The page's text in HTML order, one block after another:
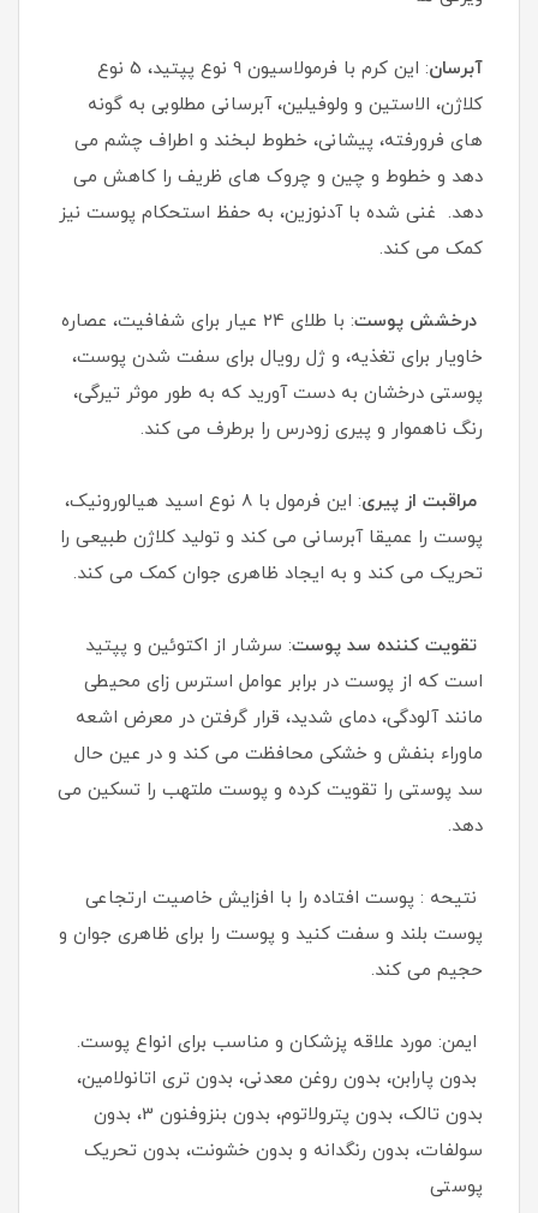
آبرسان
: این کرم با فرمولاسیون 9 نوع پپتید، 5 نوع
کلاژن، الاستین و ولوفیلین، آبرسانی مطلوبی به گونه
های فرورفته، پیشانی، خطوط لبخند و اطراف چشم می
دهد و خطوط و چین و چروک های ظریف را کاهش می
دهد. غنی شده با آدنوزین، به حفظ استحکام پوست نیز
کمک می کند.
درخشش پوست
: با طلای 24 عیار برای شفافیت، عصاره
خاویار برای تغذیه، و ژل رویال برای سفت شدن پوست،
پوستی درخشان به دست آورید که به طور موثر تیرگی،
رنگ ناهموار و پیری زودرس را برطرف می کند.
مراقبت از پیری
: این فرمول با 8 نوع اسید هیالورونیک،
پوست را عمیقا آبرسانی می کند و تولید کلاژن طبیعی را
تحریک می کند و به ایجاد ظاهری جوان کمک می کند.
تقویت کننده سد پوست: سرشار از اکتوئین و پپتید
است که از پوست در برابر عوامل استرس زای محیطی
مانند آلودگی، دمای شدید، قرار گرفتن در معرض اشعه
ماوراء بنفش و خشکی محافظت می کند و در عین حال
سد پوستی را تقویت کرده و پوست ملتهب را تسکین می
دهد.
نتیحه : پوست افتاده را با افزایش خاصیت ارتجاعی
پوست بلند و سفت کنید و پوست را برای ظاهری جوان و
حجیم می کند.
ایمن: مورد علاقه پزشکان و مناسب برای انواع پوست.
بدون پارابن، بدون روغن معدنی، بدون تری اتانولامین،
بدون تالک، بدون پترولاتوم، بدون بنزوفنون 3، بدون
سولفات، بدون رنگدانه و بدون خشونت، بدون تحریک
پوستی